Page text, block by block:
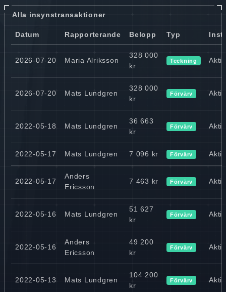
Alla insynstransaktioner
Datum Rapporterande Belopp Typ
2026-07-20 Maria Alriksson
328 000
kr
Teckning Aktie
2026-07-20 Mats Lundgren
328 000
kr
Förvärv Aktie
2022-05-18 Mats Lundgren
36 663
kr
Förvärv Aktie
2022-05-17 Mats Lundgren 7 096 kr Förvärv Aktie
2022-05-17
Anders
Ericsson
7 463 kr Förvärv Aktie
2022-05-16 Mats Lundgren
51 627
kr
Förvärv Aktie
2022-05-16
Anders
Ericsson
49 200
kr
Förvärv Aktie
2022-05-13 Mats Lundgren
104 200
kr
Förvärv Aktie